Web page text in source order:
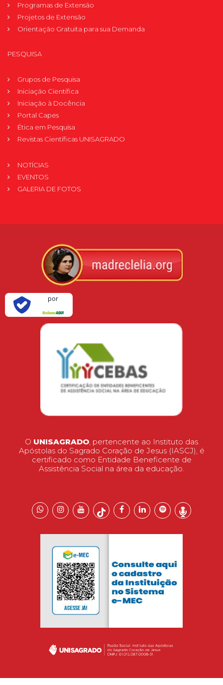
Programas de Extensão
Projetos de Extensão
Orientação Gratuita para sua Demanda
PESQUISA
Grupos de Pesquisa
Iniciação Científica
Iniciação à Docência
Portal Capes
Ética em Pesquisa
Revistas Científicas UNISAGRADO
NOTÍCIAS
EVENTOS
GALERIA DE FOTOS
por
O UNISAGRADO, pertencente ao Instituto das
Apóstolas do Sagrado Coração de Jesus (IASCJ), é
certificado como Entidade Beneficente de
Assistência Social na área da educação.